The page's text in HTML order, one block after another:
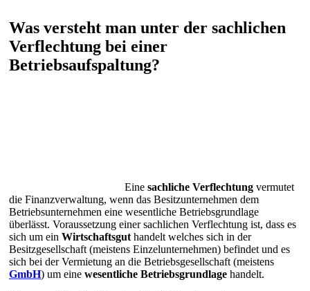
Was versteht man unter der sachlichen
Verflechtung bei einer
Betriebsaufspaltung?
Eine sachliche Verflechtung vermutet
die Finanzverwaltung, wenn das Besitzunternehmen dem
Betriebsunternehmen eine wesentliche Betriebsgrundlage
überlässt. Voraussetzung einer sachlichen Verflechtung ist, dass es
sich um ein Wirtschaftsguthandelt welches sich in der
Besitzgesellschaft (meistens Einzelunternehmen) befindet und es
sich bei der Vermietung an die Betriebsgesellschaft (meistens
GmbH) um eine wesentliche Betriebsgrundlage handelt.